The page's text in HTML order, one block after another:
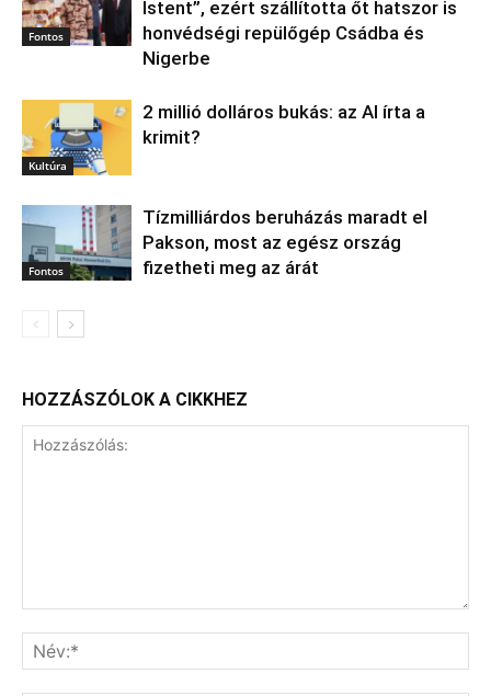
Fontos
Istent”, ezért szállította őt hatszor is
honvédségi repülőgép Csádba és
Nigerbe
Kultúra
2 millió dolláros bukás: az AI írta a
krimit?
Fontos
Tízmilliárdos beruházás maradt el
Pakson, most az egész ország
fizetheti meg az árát
HOZZÁSZÓLOK A CIKKHEZ